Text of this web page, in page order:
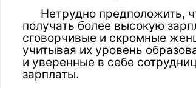
Нетрудно предположить,
получать более высокую
сговорчивые и скромные
учитывая их уровень
и уверенные в себе
зарплаты.